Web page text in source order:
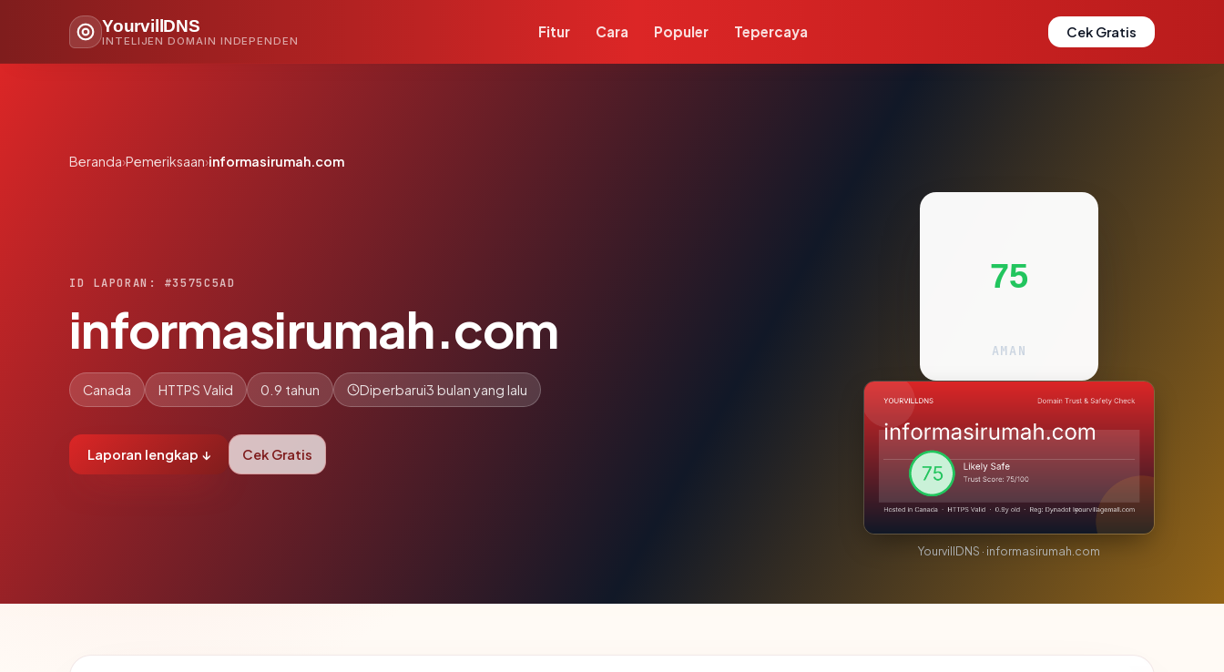
YourvillDNS
INTELIJEN DOMAIN INDEPENDEN
Fitur Cara Populer Tepercaya Cek Gratis
Beranda›Pemeriksaan›informasirumah.com
ID LAPORAN: #3575C5AD
informasirumah.com
Canada HTTPS Valid 0.9 tahun Diperbarui3 bulan yang lalu
Laporan lengkap ↓ Cek Gratis
75
AMAN
YourvillDNS · informasirumah.com